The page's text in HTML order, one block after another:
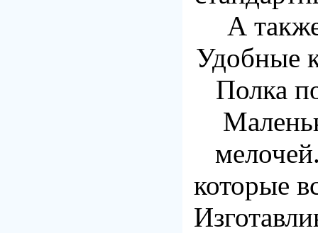
А
Удобные
Полка
которые